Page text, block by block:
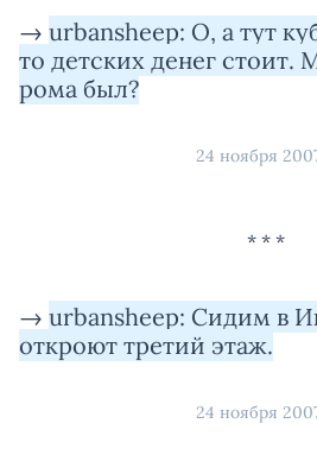
→ urbansheep: О, а тут
то детских денег стоит.
рома был?
24 ноября
→ urbansheep: Сидим в
откроют третий этаж.
24 ноября